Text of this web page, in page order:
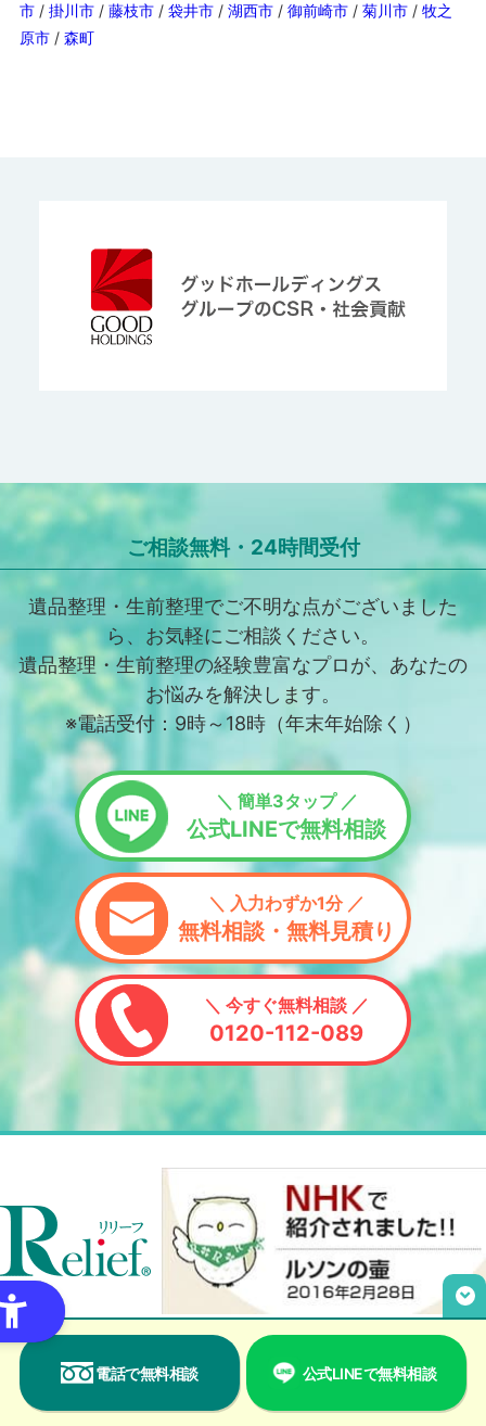
市/ 掛川市/ 藤枝市/ 袋井市/ 湖西市/ 御前崎市/ 菊川市/ 牧之
原市/ 森町
ご相談無料・24時間受付
遺品整理・生前整理でご不明な点がございました
ら、お気軽にご相談ください。
遺品整理・生前整理の経験豊富なプロが、あなたの
お悩みを解決します。
※電話受付：9時～18時（年末年始除く）
＼ 簡単3タップ ／
公式LINEで無料相談
＼ 入力わずか1分 ／
無料相談・無料見積り
＼ 今すぐ無料相談 ／
0120-112-089
電話で無料相談 公式LINEで無料相談
トップページ リリーフが選ばれる理由